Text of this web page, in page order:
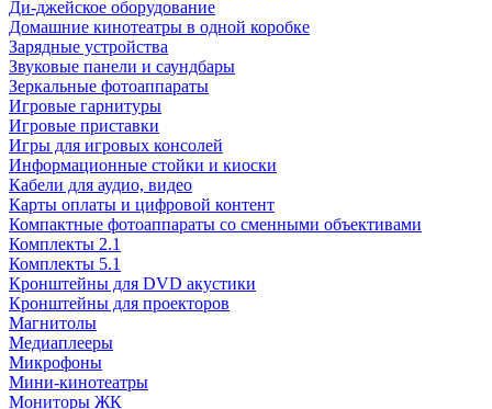
Ди-джейское оборудование
Домашние кинотеатры в одной коробке
Зарядные устройства
Звуковые панели и саундбары
Зеркальные фотоаппараты
Игровые гарнитуры
Игровые приставки
Игры для игровых консолей
Информационные стойки и киоски
Кабели для аудио, видео
Карты оплаты и цифровой контент
Компактные фотоаппараты со сменными объективами
Комплекты 2.1
Комплекты 5.1
Кронштейны для DVD акустики
Кронштейны для проекторов
Магнитолы
Медиаплееры
Микрофоны
Мини-кинотеатры
Мониторы ЖК